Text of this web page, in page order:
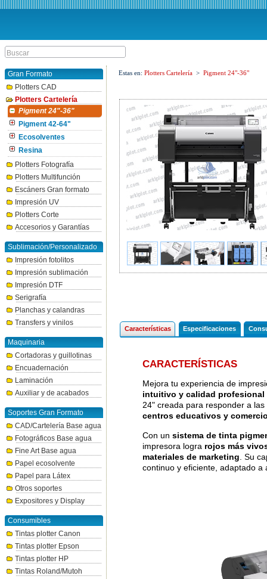
Gran Formato
Plotters CAD
Plotters Cartelería
Pigment 24"-36"
Pigment 42-64"
Ecosolventes
Resina
Plotters Fotografía
Plotters Multifunción
Escáners Gran formato
Impresión UV
Plotters Corte
Accesorios y Garantías
Sublimación/Personalizado
Impresión fotolitos
Impresión sublimación
Impresión DTF
Serigrafía
Planchas y calandras
Transfers y vinilos
Maquinaria
Cortadoras y guillotinas
Encuadernación
Laminación
Auxiliar y de acabados
Soportes Gran Formato
CAD/Cartelería Base agua
Fotográficos Base agua
Fine Art Base agua
Papel ecosolvente
Papel para Látex
Otros soportes
Expositores y Display
Consumibles
Tintas plotter Canon
Tintas plotter Epson
Tintas plotter HP
Tintas Roland/Mutoh
Estas en: Plotters Cartelería > Pigment 24"-36"
Características Especificaciones
CARACTERÍSTICAS
Mejora tu experiencia de
intuitivo y calidad profesional
24" creada para responder a
centros educativos y
Con un sistema de tinta
impresora logra rojos más
materiales de marketing . Su
continuo y eficiente, adaptado a